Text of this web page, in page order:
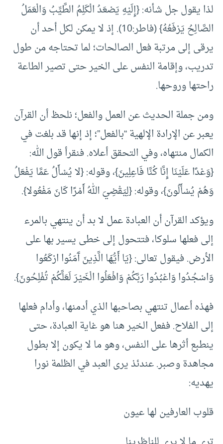
لذا يقول جل شأنه: {إِلَيْهِ يَصْعَدُ الْكَلِمُ الطَّيِّبُ وَالْعَمَلُ
الصَّالِحُ يَرْفَعُهُ} (فاطر:10). إذ لا يمكن لكل أحد أن
يرقى إلى مرتبة فعل الصالحات؛ لما تحتاجه من طول
تدريب، وإقامة النفس على الخير حتى تصير الطاعة
راحتها وروحها.
ومن جملة الحديث عن العمل والفعل؛ نلحظ أن القرآن
يعبر عن الإرادة الإلهية “بالفعل”؛ إذ إنها قد بلغت في
الكمال منتهاه، وفي التحقق أعلاه. فنقرأ قول الله:
{وَعْدًا عَلَيْنَا إِنَّا كُنَّا فَاعِلِينَ}، وقوله: {لا يُسْأَلُ عَمَّا يَفْعَلُ
وَهُمْ يُسْأَلُونَ}، وقوله: {لِيَقْضِيَ اللهُ أَمْرًا كَانَ مَفْعُولا}.
ويؤكد القرآن أن العبادة عمل لا بد أن ينتهي بالمرء
إلى فعلها سلوكا، فتتحول إلى خطى يسير بها على
الأرض. فيقول تعالى: {يَا أَيُّهَا الَّذِينَ آَمَنُوا ارْكَعُوا
وَاسْجُدُوا وَاعْبُدُوا رَبَّكُمْ وَافْعَلُوا الْخَيْرَ لَعَلَّكُمْ تُفْلِحُونَ}.
فهذه أعمال تنتهي بصاحبها الذي أدمنها، وأدام فعلها
إلى الفلاح. ففعل الخير هنا هو غاية العبادة، حتى
ينطبع أثرها على النفس، وهو ما لا يكون إلا بطول
مجاهدة وصبر. عندئذ يرى العبد في الظلمة نورا
يهديه:
قلوب العارفين لها عيون